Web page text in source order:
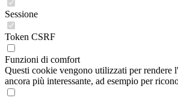
Sessione
Token CSRF
Funzioni di comfort
Questi cookie vengono utilizzati per rendere
ancora più interessante, ad esempio per